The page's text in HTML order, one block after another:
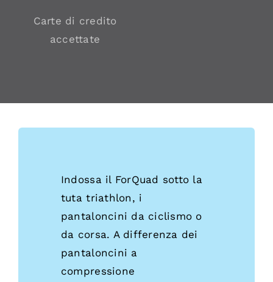
Carte di credito
accettate
Indossa il ForQuad sotto la
tuta triathlon, i
pantaloncini da ciclismo o
da corsa. A differenza dei
pantaloncini a
compressione